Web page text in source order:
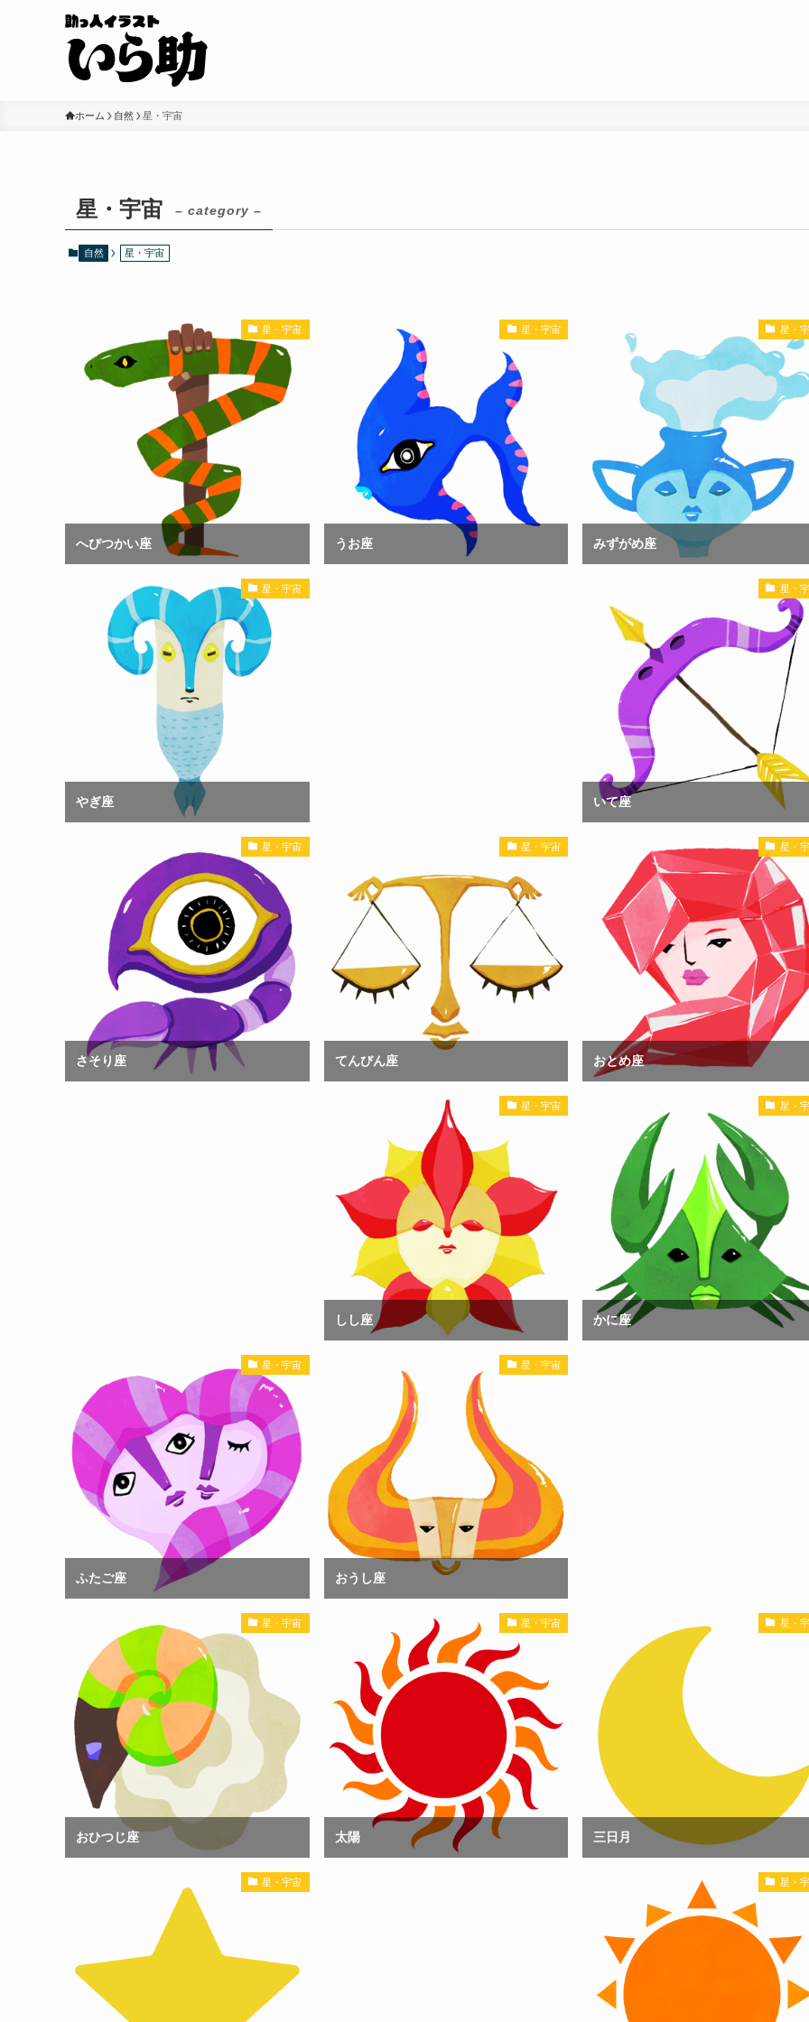
ホーム 自然 星・宇宙
星・宇宙 – category –
自然 星・宇宙
星・宇宙
へびつかい座
星・宇宙
うお座
星・
みずがめ座
星・宇宙
やぎ座
星・
いて座
星・宇宙
さそり座
星・宇宙
てんびん座
星・
おとめ座
星・宇宙
しし座
星・
かに座
星・宇宙
ふたご座
星・宇宙
おうし座
星・宇宙
おひつじ座
星・宇宙
太陽
星・
三日月
星・宇宙 星・